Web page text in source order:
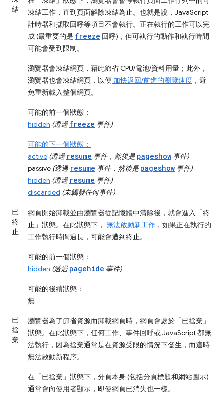
結
凍結工作，直到頁面解除凍結為止。也就是說，JavaScript
計時器和擷取回呼等項目不會執行。正在執行的工作可以完
成 (最重要的是 freeze 回呼)，但可執行的動作和執行時間
可能會受到限制。
瀏覽器會凍結網頁，藉此節省 CPU/電池/資料用量；此外，
瀏覽器也會凍結網頁，以便 加快返回/前進的瀏覽速度 ，避
免重新載入整個網頁。
可能的前一個狀態：
hidden (透過 freeze 事件)
可能的下一個狀態：
active (透過 resume 事件，然後是 pageshow 事件)
passive (透過 resume 事件，然後是 pageshow 事件)
hidden (透過 resume 事件)
discarded (未觸發任何事件)
已
終
止
網頁開始卸載並由瀏覽器從記憶體中清除後，就會進入「終
止」 狀態。在此狀態下， 無法啟動新工作 ，如果正在執行的
工作執行時間過長，可能會遭到終止。
可能的前一個狀態：
hidden (透過 pagehide 事件)
可能的後續狀態：
無
已
捨
棄
瀏覽器為了節省資源而卸載網頁時，網頁會處於「已捨棄」
狀態。在此狀態下，任何工作、事件回呼或 JavaScript 都無
法執行，因為捨棄通常是在資源受限的情況下發生，而這時
無法啟動新程序。
在「已捨棄」 狀態下，分頁本身 (包括分頁標題和網站圖示)
通常會向使用者顯示，即使網頁已消失也一樣。